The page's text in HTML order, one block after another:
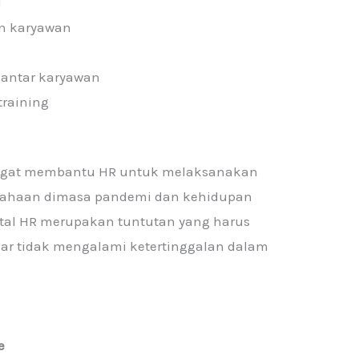
karyawan
karyawan
membantu HR untuk melaksanakan
dimasa pandemi dan kehidupan
HR merupakan tuntutan yang harus
tidak mengalami ketertinggalan dalam